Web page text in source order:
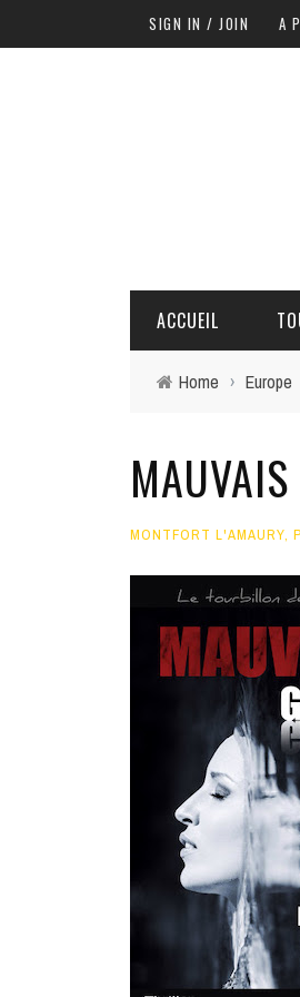
SIGN IN / JOIN A
ACCUEIL
Home › Europe
MAUVAIS
MONTFORT L'AMAURY,